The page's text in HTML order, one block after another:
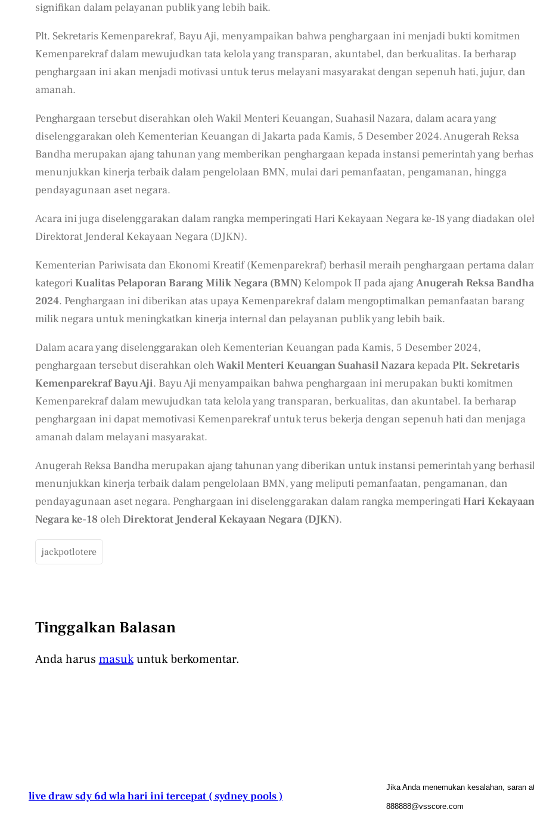
signifikan dalam pelayanan publik yang lebih baik.
Plt. Sekretaris Kemenparekraf, Bayu Aji, menyampaikan bahwa penghargaan ini menjadi bukti komitmen
Kemenparekraf dalam mewujudkan tata kelola yang transparan, akuntabel, dan berkualitas. Ia berharap
penghargaan ini akan menjadi motivasi untuk terus melayani masyarakat dengan sepenuh hati, jujur, dan
amanah.
Penghargaan tersebut diserahkan oleh Wakil Menteri Keuangan, Suahasil Nazara, dalam acara yang
diselenggarakan oleh Kementerian Keuangan di Jakarta pada Kamis, 5 Desember 2024. Anugerah Reksa
Bandha merupakan ajang tahunan yang memberikan penghargaan kepada instansi pemerintah yang
menunjukkan kinerja terbaik dalam pengelolaan BMN, mulai dari pemanfaatan, pengamanan, hingga
pendayagunaan aset negara.
Acara ini juga diselenggarakan dalam rangka memperingati Hari Kekayaan Negara ke-18 yang diadakan
Direktorat Jenderal Kekayaan Negara (DJKN).
Kementerian Pariwisata dan Ekonomi Kreatif (Kemenparekraf) berhasil meraih penghargaan pertama
kategori Kualitas Pelaporan Barang Milik Negara (BMN) Kelompok II pada ajangAnugerah Reksa Bandha
2024. Penghargaan ini diberikan atas upaya Kemenparekraf dalam mengoptimalkan pemanfaatan barang
milik negara untuk meningkatkan kinerja internal dan pelayanan publik yang lebih baik.
Dalam acara yang diselenggarakan oleh Kementerian Keuangan pada Kamis, 5 Desember 2024,
penghargaan tersebut diserahkan olehWakil Menteri Keuangan Suahasil Nazarakepada Plt. Sekretaris
Kemenparekraf Bayu Aji. Bayu Aji menyampaikan bahwa penghargaan ini merupakan bukti komitmen
Kemenparekraf dalam mewujudkan tata kelola yang transparan, berkualitas, dan akuntabel. Ia berharap
penghargaan ini dapat memotivasi Kemenparekraf untuk terus bekerja dengan sepenuh hati dan menjaga
amanah dalam melayani masyarakat.
Anugerah Reksa Bandha merupakan ajang tahunan yang diberikan untuk instansi pemerintah yang
menunjukkan kinerja terbaik dalam pengelolaan BMN, yang meliputi pemanfaatan, pengamanan, dan
pendayagunaan aset negara. Penghargaan ini diselenggarakan dalam rangka memperingati Hari Kekayaan
Negara ke-18 oleh Direktorat Jenderal Kekayaan Negara (DJKN).
jackpotlotere
Tinggalkan Balasan
Anda harusmasukuntuk berkomentar.
live draw sdy 6d wla hari ini tercepat ( sydney pools )
Jika Anda menemukan kesalahan, saran
888888@vsscore.com